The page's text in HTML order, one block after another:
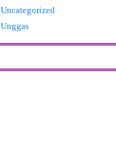
Uncategorized
Unggas